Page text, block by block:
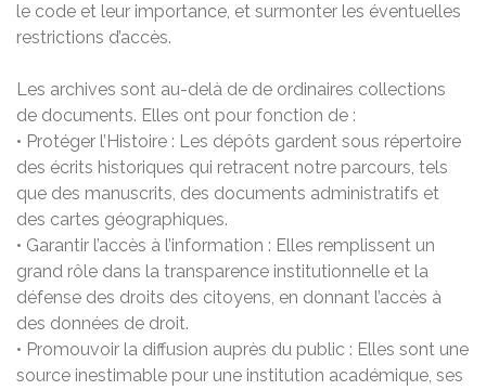
le code et leur importance, et surmonter les éventuelles
restrictions d’accès.
Les archives sont au-delà de de ordinaires collections
de documents. Elles ont pour fonction de :
• Protéger l’Histoire : Les dépôts gardent sous répertoire
des écrits historiques qui retracent notre parcours, tels
que des manuscrits, des documents administratifs et
des cartes géographiques.
• Garantir l’accès à l’information : Elles remplissent un
grand rôle dans la transparence institutionnelle et la
défense des droits des citoyens, en donnant l’accès à
des données de droit.
• Promouvoir la diffusion auprès du public : Elles sont une
source inestimable pour une institution académique, ses